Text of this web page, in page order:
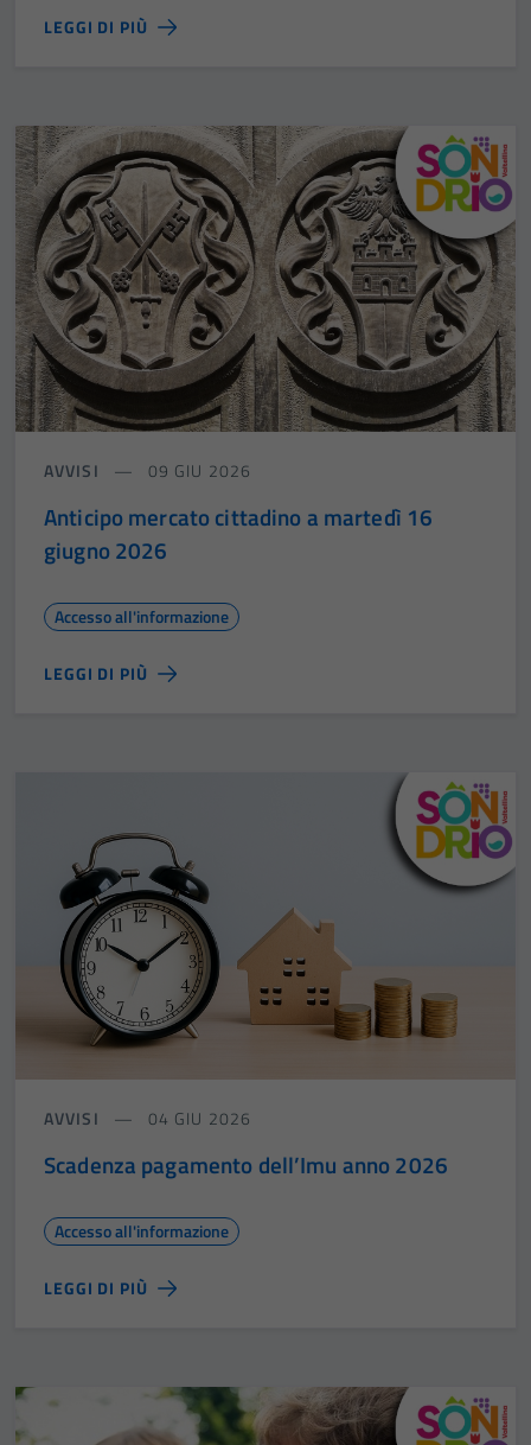
LEGGI DI PIÙ
AVVISI 09 GIU 2026
Anticipo mercato cittadino a martedì 16
giugno 2026
Accesso all'informazione
LEGGI DI PIÙ
AVVISI 04 GIU 2026
Scadenza pagamento dell’Imu anno 2026
Accesso all'informazione
LEGGI DI PIÙ